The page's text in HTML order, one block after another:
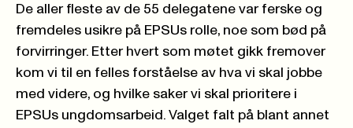
De aller fleste av de 55 delegatene var ferske og
fremdeles usikre på EPSUs rolle, noe som bød på
forvirringer. Etter hvert som møtet gikk fremover
kom vi til en felles forståelse av hva vi skal jobbe
med videre, og hvilke saker vi skal prioritere i
EPSUs ungdomsarbeid. Valget falt på blant annet